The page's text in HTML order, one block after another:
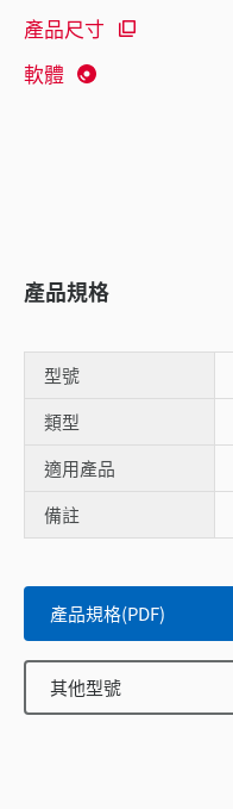
產品尺寸
軟體
產品規格
型號
類型
適用產品
備註
產品規格(PDF)
其他型號